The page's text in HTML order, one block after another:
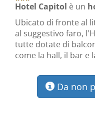
Hotel Capitol è un
Ubicato di fronte al
al suggestivo faro,
tutte dotate di
come la hall, il bar e
Da non